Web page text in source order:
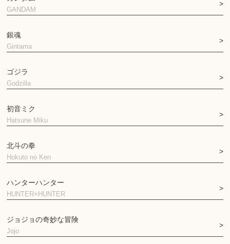
GANDAM
銀魂
Gintama
ゴジラ
Godzilla
初音ミク
Hatsune Miku
北斗の拳
Hokuto no Ken
ハンターハンター
HUNTER×HUNTER
ジョジョの奇妙な冒険
Jojo